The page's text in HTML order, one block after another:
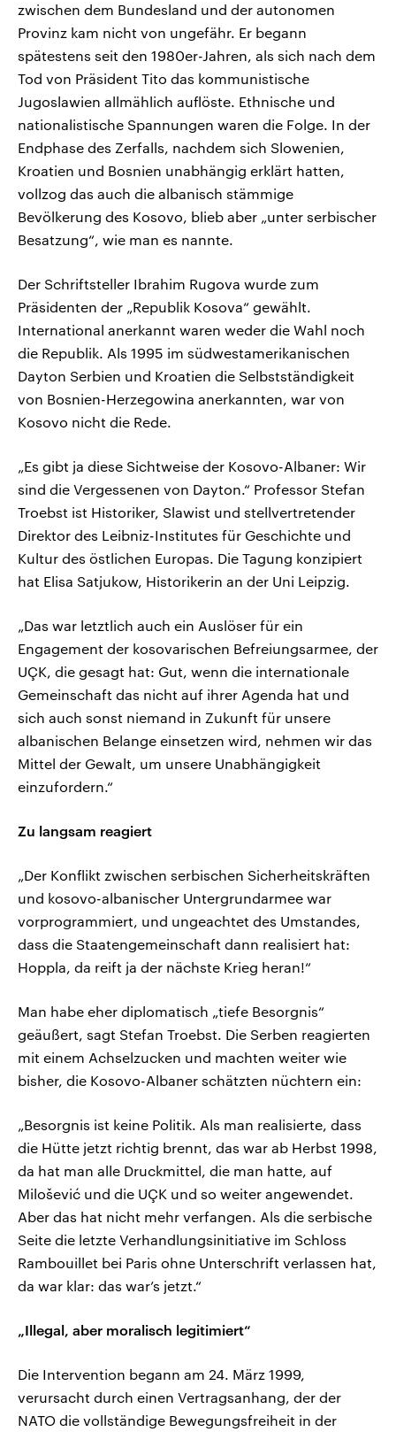
zwischen dem Bundesland und der autonomen
Provinz kam nicht von ungefähr. Er begann
spätestens seit den 1980er-Jahren, als sich nach dem
Tod von Präsident Tito das kommunistische
Jugoslawien allmählich auflöste. Ethnische und
nationalistische Spannungen waren die Folge. In der
Endphase des Zerfalls, nachdem sich Slowenien,
Kroatien und Bosnien unabhängig erklärt hatten,
vollzog das auch die albanisch stämmige
Bevölkerung des Kosovo, blieb aber „unter serbischer
Besatzung“, wie man es nannte.
Der Schriftsteller Ibrahim Rugova wurde zum
Präsidenten der „Republik Kosova“ gewählt.
International anerkannt waren weder die Wahl noch
die Republik. Als 1995 im südwestamerikanischen
Dayton Serbien und Kroatien die Selbstständigkeit
von Bosnien-Herzegowina anerkannten, war von
Kosovo nicht die Rede.
„Es gibt ja diese Sichtweise der Kosovo-Albaner: Wir
sind die Vergessenen von Dayton.“ Professor Stefan
Troebst ist Historiker, Slawist und stellvertretender
Direktor des Leibniz-Institutes für Geschichte und
Kultur des östlichen Europas. Die Tagung konzipiert
hat Elisa Satjukow, Historikerin an der Uni Leipzig.
„Das war letztlich auch ein Auslöser für ein
Engagement der kosovarischen Befreiungsarmee, der
UÇK, die gesagt hat: Gut, wenn die internationale
Gemeinschaft das nicht auf ihrer Agenda hat und
sich auch sonst niemand in Zukunft für unsere
albanischen Belange einsetzen wird, nehmen wir das
Mittel der Gewalt, um unsere Unabhängigkeit
einzufordern.“
Zu langsam reagiert
„Der Konflikt zwischen serbischen Sicherheitskräften
und kosovo-albanischer Untergrundarmee war
vorprogrammiert, und ungeachtet des Umstandes,
dass die Staatengemeinschaft dann realisiert hat:
Hoppla, da reift ja der nächste Krieg heran!“
Man habe eher diplomatisch „tiefe Besorgnis“
geäußert, sagt Stefan Troebst. Die Serben reagierten
mit einem Achselzucken und machten weiter wie
bisher, die Kosovo-Albaner schätzten nüchtern ein:
„Besorgnis ist keine Politik. Als man realisierte, dass
die Hütte jetzt richtig brennt, das war ab Herbst 1998,
da hat man alle Druckmittel, die man hatte, auf
Milošević und die UÇK und so weiter angewendet.
Aber das hat nicht mehr verfangen. Als die serbische
Seite die letzte Verhandlungsinitiative im Schloss
Rambouillet bei Paris ohne Unterschrift verlassen hat,
da war klar: das war’s jetzt.“
„Illegal, aber moralisch legitimiert“
Die Intervention begann am 24. März 1999,
verursacht durch einen Vertragsanhang, der der
NATO die vollständige Bewegungsfreiheit in der